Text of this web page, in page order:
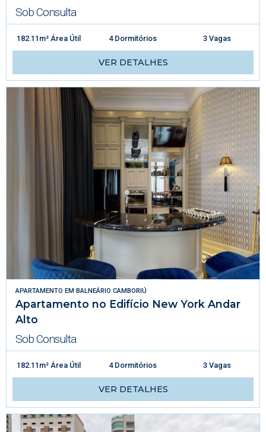
Sob Consulta
182.11m² Área Útil 4 Dormitórios 3 Vagas
VER DETALHES
APARTAMENTO EM BALNEÁRIO CAMBORIÚ
Apartamento no Edifício New York Andar
Alto
Sob Consulta
182.11m² Área Útil 4 Dormitórios 3 Vagas
VER DETALHES